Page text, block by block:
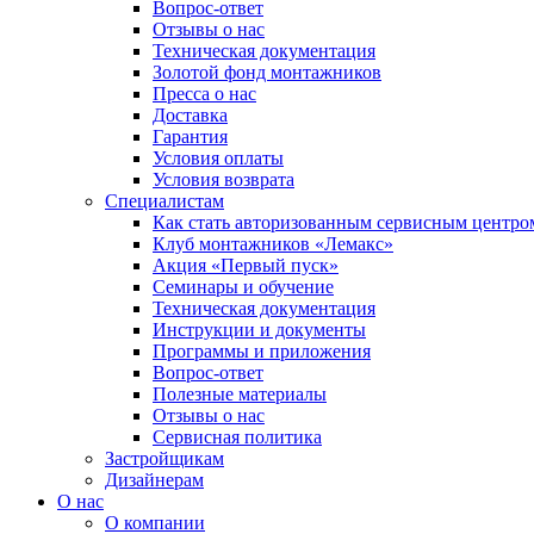
Вопрос-ответ
Отзывы о нас
Техническая документация
Золотой фонд монтажников
Пресса о нас
Доставка
Гарантия
Условия оплаты
Условия возврата
Специалистам
Как стать авторизованным сервисным
Клуб монтажников «Лемакс»
Акция «Первый пуск»
Семинары и обучение
Техническая документация
Инструкции и документы
Программы и приложения
Вопрос-ответ
Полезные материалы
Отзывы о нас
Сервисная политика
Застройщикам
Дизайнерам
О нас
О компании